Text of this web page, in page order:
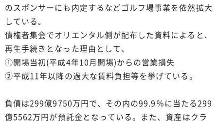
のスポンサーにも内定するなどゴルフ場事業を依然拡大
している｡
債権者集会でオリエンタル側が配布した資料によると､
再生手続きとなった理由として、
①開場当初(平成4年10月開場)からの営業損失
②平成11年以降の過大な賃料負担等を挙げている。
負債は299億9750万円で、その内の99.9％に当たる299
億5562万円が預託金となっている。また、資産はクラ